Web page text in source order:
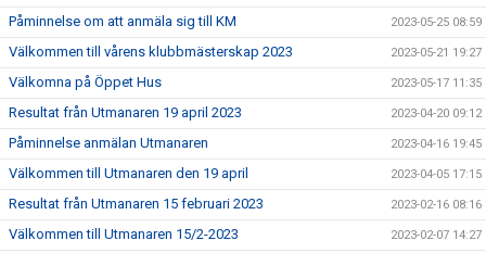
Påminnelse om att anmäla sig till KM 2023-05-25 08:59
Välkommen till vårens klubbmästerskap 2023 2023-05-21 19:27
Välkomna på Öppet Hus 2023-05-17 11:35
Resultat från Utmanaren 19 april 2023 2023-04-20 09:12
Påminnelse anmälan Utmanaren 2023-04-16 19:45
Välkommen till Utmanaren den 19 april 2023-04-05 17:15
Resultat från Utmanaren 15 februari 2023 2023-02-16 08:16
Välkommen till Utmanaren 15/2-2023 2023-02-07 14:27